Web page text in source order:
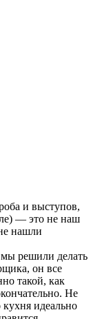
и выступов,
— это не наш
нашли
решили делать
он все
такой, как
Не
идеально